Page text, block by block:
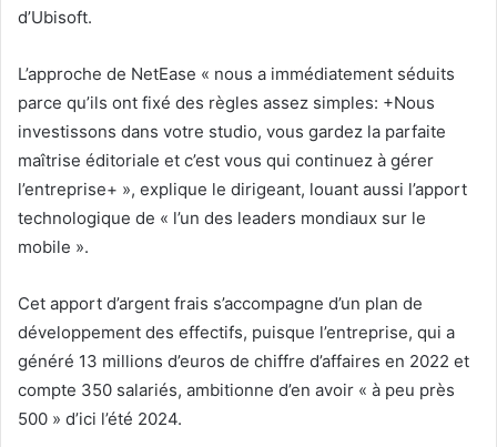
d’Ubisoft.
L’approche de NetEase « nous a immédiatement séduits
parce qu’ils ont fixé des règles assez simples: +Nous
investissons dans votre studio, vous gardez la parfaite
maîtrise éditoriale et c’est vous qui continuez à gérer
l’entreprise+ », explique le dirigeant, louant aussi l’apport
technologique de « l’un des leaders mondiaux sur le
mobile ».
Cet apport d’argent frais s’accompagne d’un plan de
développement des effectifs, puisque l’entreprise, qui a
généré 13 millions d’euros de chiffre d’affaires en 2022 et
compte 350 salariés, ambitionne d’en avoir « à peu près
500 » d’ici l’été 2024.